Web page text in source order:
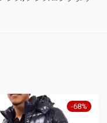
-68%